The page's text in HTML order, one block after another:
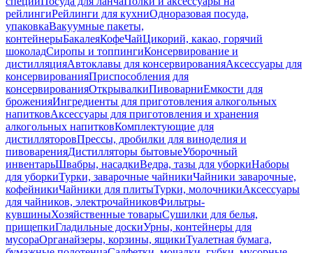
рейлингиРейлинги для кухниОдноразовая посуда,
упаковкаВакуумные пакеты,
контейнерыБакалеяКофеЧайЦикорий, какао, горячий
шоколадСиропы и топпингиКонсервирование и
дистилляцияАвтоклавы для консервированияАксессуары для
консервированияПриспособления для
консервированияОткрывалкиПивоварниЕмкости для
броженияИнгредиенты для приготовления алкогольных
напитковАксессуары для приготовления и хранения
алкогольных напитковКомплектующие для
дистилляторовПрессы, дробилки для виноделия и
пивоваренияДистилляторы бытовыеУборочный
инвентарьШвабры, насадкиВедра, тазы для уборкиНаборы
для уборкиТурки, заварочные чайникиЧайники заварочные,
кофейникиЧайники для плитыТурки, молочникиАксессуары
для чайников, электрочайниковФильтры-
кувшиныХозяйственные товарыСушилки для белья,
прищепкиГладильные доскиУрны, контейнеры для
мусораОрганайзеры, корзины, ящикиТуалетная бумага,